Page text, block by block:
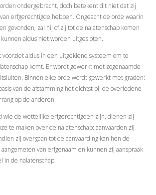
ondergebracht, doch betekent dit niet dat zij
erfgerechtigde hebben. Ongeacht de orde waarin
gevonden, zal hij of zij tot de nalatenschap komen
aldus niet worden uitgesloten.
voorziet aldus in een uitgekiend systeem om te
komt. Er wordt gewerkt met zogenaamde
Binnen elke orde wordt gewerkt met graden:
van de afstamming het dichtst bij de overledene
op de anderen.
wie de wettelijke erfgerechtigden zijn, dienen zij
te maken over de nalatenschap: aanvaarden zij
zij overgaan tot de aanvaarding kan hen de
van erfgenaam en kunnen zij aanspraak
in de nalatenschap.